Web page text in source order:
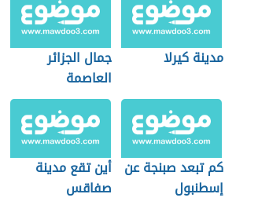
مدينة كيرلا
جمال الجزائر
العاصمة
كم تبعد صبنجة عن
إسطنبول
أين تقع مدينة
صفاقس